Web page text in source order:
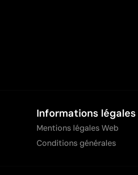
Informations légales
Mentions légales Web
Conditions générales